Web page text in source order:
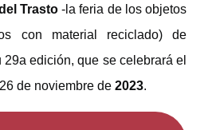
Trasto-la feria de los objetos
con material reciclado) de
29a edición, que se celebrará el
de noviembre de 2023.